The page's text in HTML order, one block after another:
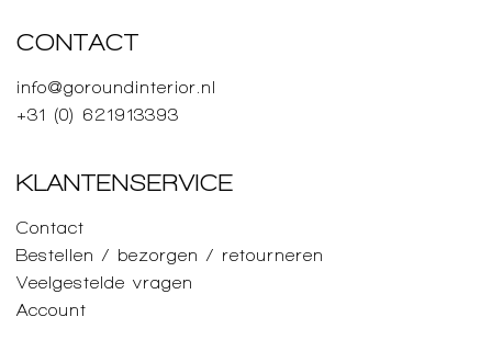
CONTACT
info@goroundinterior.nl
+31 (0) 621913393
KLANTENSERVICE
Contact
Bestellen / bezorgen / retourneren
Veelgestelde vragen
Account